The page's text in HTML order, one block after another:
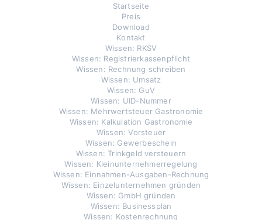
Startseite
Preis
Download
Kontakt
Wissen: RKSV
Wissen: Registrierkassenpflicht
Wissen: Rechnung schreiben
Wissen: Umsatz
Wissen: GuV
Wissen: UID-Nummer
Wissen: Mehrwertsteuer Gastronomie
Wissen: Kalkulation Gastronomie
Wissen: Vorsteuer
Wissen: Gewerbeschein
Wissen: Trinkgeld versteuern
Wissen: Kleinunternehmerregelung
Wissen: Einnahmen-Ausgaben-Rechnung
Wissen: Einzelunternehmen gründen
Wissen: GmbH gründen
Wissen: Businessplan
Wissen: Kostenrechnung